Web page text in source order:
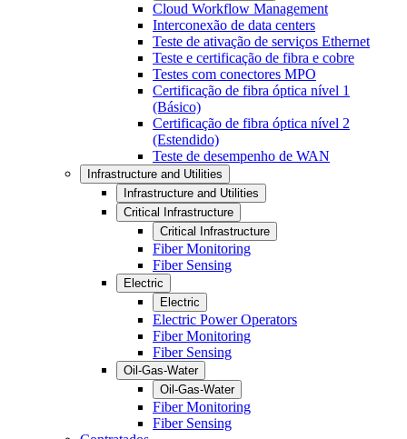
Cloud Workflow Management
Interconexão de data centers
Teste de ativação de serviços Ethernet
Teste e certificação de fibra e cobre
Testes com conectores MPO
Certificação de fibra óptica nível 1
(Básico)
Certificação de fibra óptica nível 2
(Estendido)
Teste de desempenho de WAN
Infrastructure and Utilities
Infrastructure and Utilities
Critical Infrastructure
Critical Infrastructure
Fiber Monitoring
Fiber Sensing
Electric
Electric
Electric Power Operators
Fiber Monitoring
Fiber Sensing
Oil-Gas-Water
Oil-Gas-Water
Fiber Monitoring
Fiber Sensing